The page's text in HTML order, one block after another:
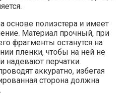
основе полиэстера и имеет
Материал прочный, при
фрагменты останутся на
пленки, чтобы на ней не
надевают перчатки.
аккуратно, избегая
сторона должна